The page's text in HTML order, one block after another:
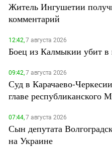
Житель Ингушетии
комментарий
12:42,7 августа 2026
Боец из Калмыкии убит в
09:42,7 августа 2026
Суд в Карачаево-
главе республиканского
07:44,7 августа 2026
Сын депутата
на Украине